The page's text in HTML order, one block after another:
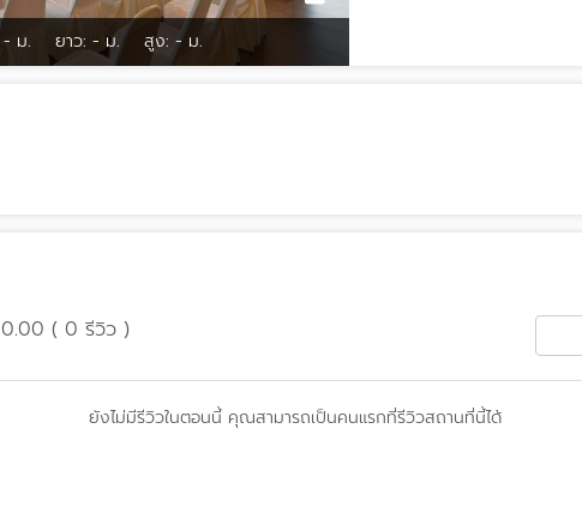
- ม. ยาว: - ม. สูง: - ม.
0.00 ( 0 รีวิว )
ยังไม่มีรีวิวในตอนนี้ คุณสามารถเป็นคนแรกที่รีวิวสถานที่นี้ได้